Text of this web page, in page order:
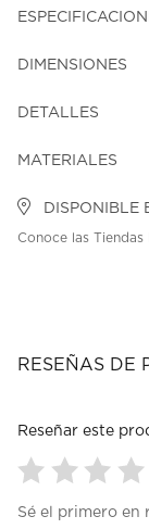
DIMENSIONES
DETALLES
MATERIALES
DISPONIBLE
Conoce las
RESEÑAS DE
Reseñar este
paraparapara
Sé el primero en